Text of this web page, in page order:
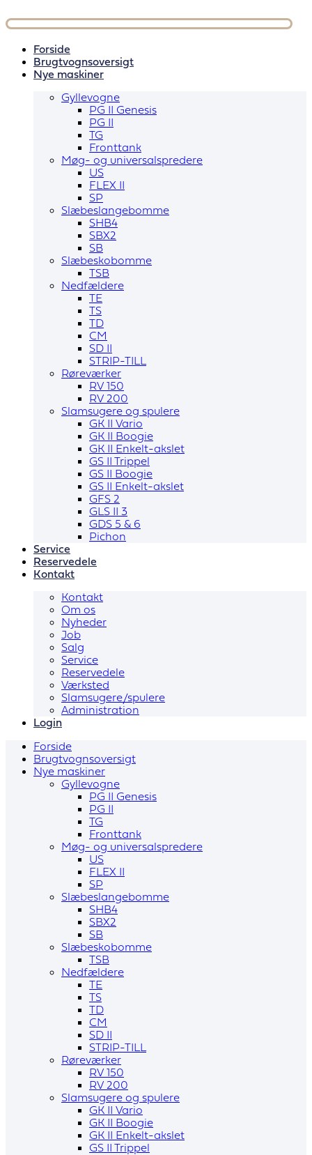
til
Forside
Brugtvognsoversigt
Nye maskiner
Gyllevogne
PG II Genesis
PG II
TG
Fronttank
Møg- og universalspredere
US
FLEX II
SP
Slæbeslangebomme
SHB4
SBX2
SB
Slæbeskobomme
TSB
Nedfældere
TE
TS
TD
CM
SD II
STRIP-TILL
Røreværker
RV 150
RV 200
Slamsugere og spulere
GK II Vario
GK II Boogie
GK II Enkelt-akslet
GS II Trippel
GS II Boogie
GS II Enkelt-akslet
GFS 2
GLS II 3
GDS 5 & 6
Pichon
Service
Reservedele
Kontakt
Kontakt
Om os
Nyheder
Job
Salg
Service
Reservedele
Værksted
Slamsugere/spulere
Administration
Login
Forside
Brugtvognsoversigt
Nye maskiner
Gyllevogne
PG II Genesis
PG II
TG
Fronttank
Møg- og universalspredere
US
FLEX II
SP
Slæbeslangebomme
SHB4
SBX2
SB
Slæbeskobomme
TSB
Nedfældere
TE
TS
TD
CM
SD II
STRIP-TILL
Røreværker
RV 150
RV 200
Slamsugere og spulere
GK II Vario
GK II Boogie
GK II Enkelt-akslet
GS II Trippel